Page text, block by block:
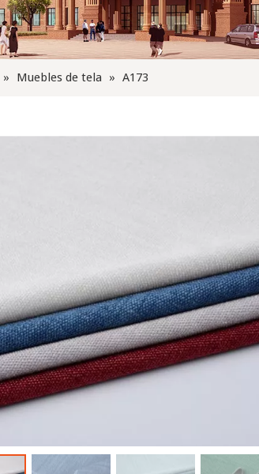
» Muebles de tela » A173